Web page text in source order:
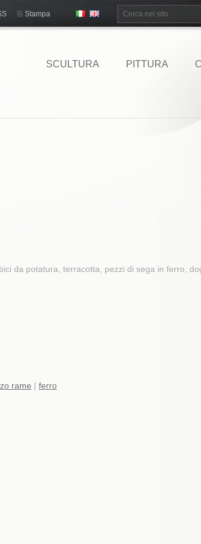
SCULTURA PITTURA
Stampa
da potatura, terracotta, pezzi di sega in ferro,
rame | ferro